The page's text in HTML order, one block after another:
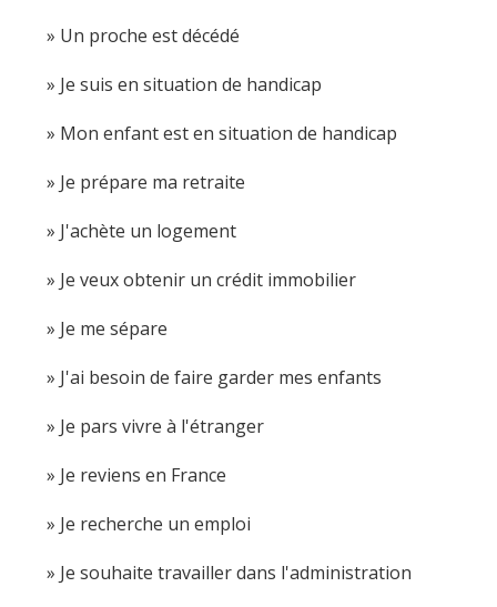
Un proche est décédé
Je suis en situation de handicap
Mon enfant est en situation de handicap
Je prépare ma retraite
J'achète un logement
Je veux obtenir un crédit immobilier
Je me sépare
J'ai besoin de faire garder mes enfants
Je pars vivre à l'étranger
Je reviens en France
Je recherche un emploi
Je souhaite travailler dans l'administration